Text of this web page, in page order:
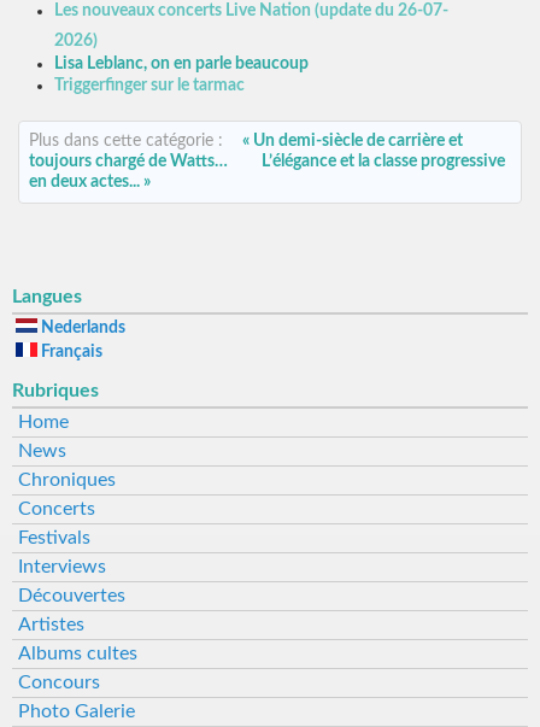
Les nouveaux concerts Live Nation (update du 26-07-
2026)
Lisa Leblanc, on en parle beaucoup
Triggerfinger sur le tarmac
Plus dans cette catégorie :
« Un demi-siècle de carrière et
toujours chargé de Watts…
L’élégance et la classe progressive
en deux actes... »
Langues
Nederlands
Français
Rubriques
Home
News
Chroniques
Concerts
Festivals
Interviews
Découvertes
Artistes
Albums cultes
Concours
Photo Galerie